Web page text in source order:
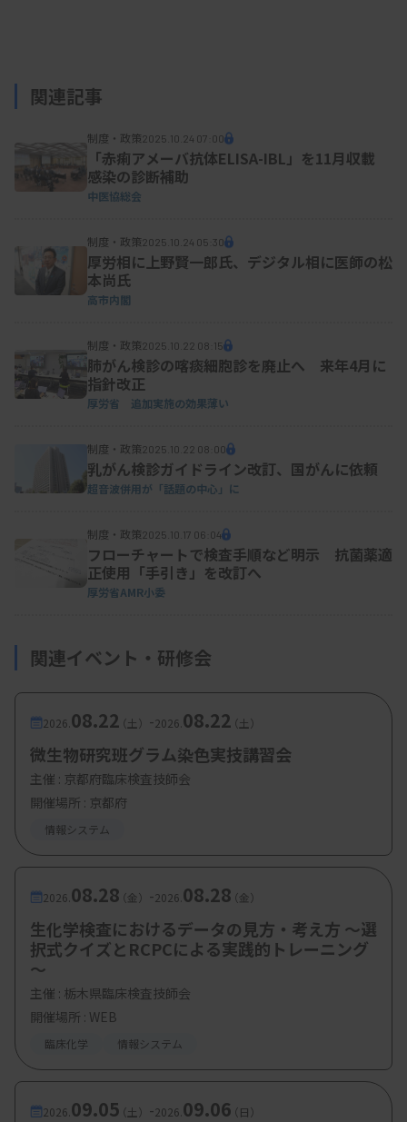
関連記事
制度・政策2025.10.24 07:00
「赤痢アメーバ抗体ELISA-IBL」を11月収載
感染の診断補助
中医協総会
制度・政策2025.10.24 05:30
厚労相に上野賢一郎氏、デジタル相に医師の松
本尚氏
高市内閣
制度・政策2025.10.22 08:15
肺がん検診の喀痰細胞診を廃止へ 来年4月に
指針改正
厚労省 追加実施の効果薄い
制度・政策2025.10.22 08:00
乳がん検診ガイドライン改訂、国がんに依頼
超音波併用が「話題の中心」に
制度・政策2025.10.17 06:04
フローチャートで検査手順など明示 抗菌薬適
正使用「手引き」を改訂へ
厚労省AMR小委
関連イベント・研修会
2026. 08.22（土） -2026. 08.22（土）
微生物研究班グラム染色実技講習会
主催 : 京都府臨床検査技師会
開催場所 : 京都府
情報システム
2026. 08.28（金） -2026. 08.28（金）
生化学検査におけるデータの見方・考え方 ～選
択式クイズとRCPCによる実践的トレーニング
～
主催 : 栃木県臨床検査技師会
開催場所 : WEB
臨床化学 情報システム
2026. 09.05（土） -2026. 09.06（日）